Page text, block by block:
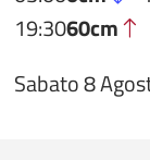
19:3060cm
Sabato 8